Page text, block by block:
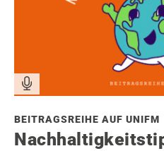
BEITRAGSREIHE AUF UNIFM